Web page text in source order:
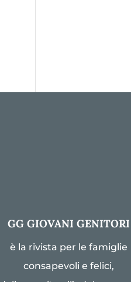
GG GIOVANI GENITORI
è la rivista per le famiglie
consapevoli e felici,